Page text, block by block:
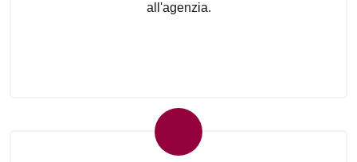
all'agenzia.